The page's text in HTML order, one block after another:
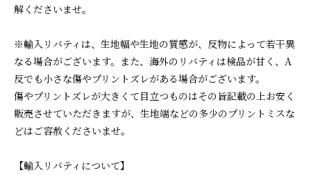
解くださいませ。
※輸入リバティは、生地幅や生地の質感が、反物によって若干異
なる場合がございます。また、海外のリバティは検品が甘く、A
反でも小さな傷やプリントズレがある場合がございます。
傷やプリントズレが大きくて目立つものはその旨記載の上お安く
販売させていただきますが、生地端などの多少のプリントミスな
どはご容赦くださいませ。
【輸入リバティについて】